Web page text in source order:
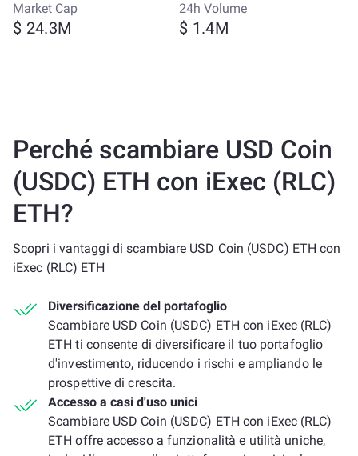
Market Cap
$ 24.3M
24h Volume
$ 1.4M
Perché scambiare USD Coin
(USDC) ETH con iExec (RLC)
ETH?
Scopri i vantaggi di scambiare USD Coin (USDC) ETH con
iExec (RLC) ETH
Diversificazione del portafoglio
Scambiare USD Coin (USDC) ETH con iExec (RLC)
ETH ti consente di diversificare il tuo portafoglio
d'investimento, riducendo i rischi e ampliando le
prospettive di crescita.
Accesso a casi d'uso unici
Scambiare USD Coin (USDC) ETH con iExec (RLC)
ETH offre accesso a funzionalità e utilità uniche,